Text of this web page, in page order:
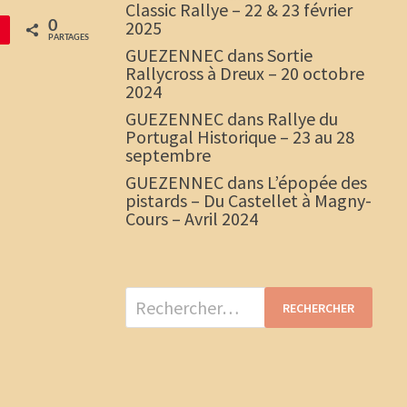
0
PARTAGES
Classic Rallye – 22 & 23 février
2025
GUEZENNEC dansSortie
Rallycross à Dreux – 20 octobre
2024
GUEZENNEC dans Rallye du
Portugal Historique – 23 au 28
septembre
GUEZENNEC dans L’épopée des
pistards – Du Castellet à Magny-
Cours – Avril 2024
Rechercher :